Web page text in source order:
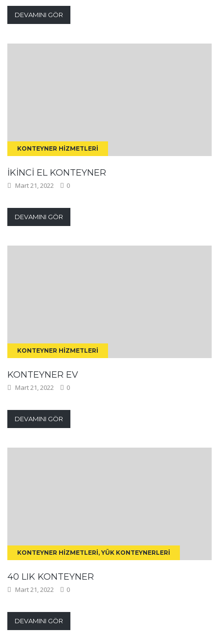
DEVAMINI GÖR
KONTEYNER HIZMETLERI
İKINCI EL KONTEYNER
Mart 21, 2022 0
DEVAMINI GÖR
KONTEYNER HIZMETLERI
KONTEYNER EV
Mart 21, 2022 0
DEVAMINI GÖR
KONTEYNER HIZMETLERI, YÜK KONTEYNERLERI
40 LIK KONTEYNER
Mart 21, 2022 0
DEVAMINI GÖR